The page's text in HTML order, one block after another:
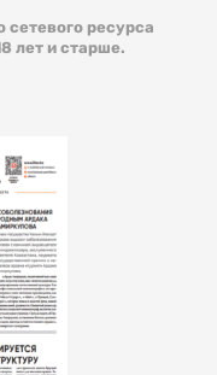
ресурса
лет и старше.